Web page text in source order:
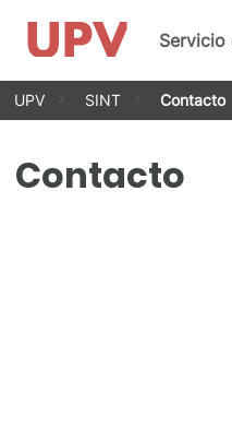
Saltar
Servicio
UPV SINT Contacto
Contacto